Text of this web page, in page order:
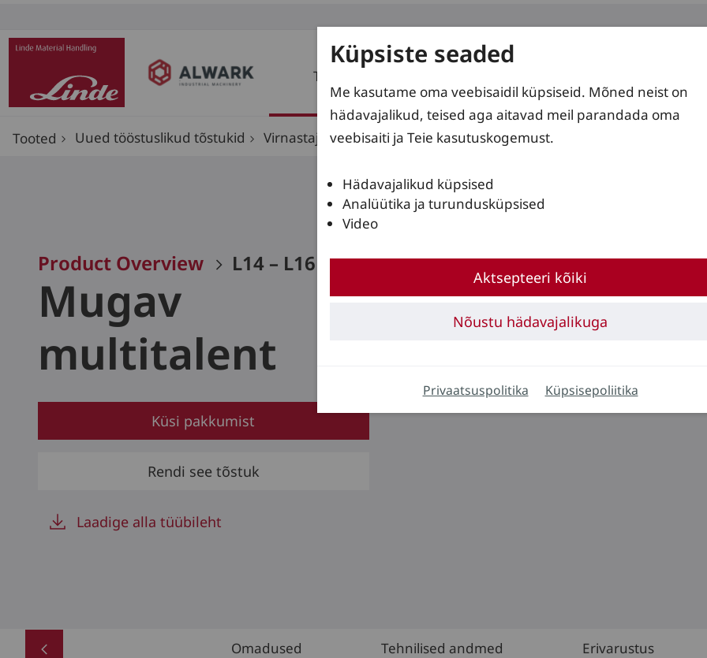
Tooted
Tooted Uued tööstuslikud tõstukid Virnastajad L14 - L16 R
Product Overview L14 – L16 R
Mugav
multitalent
Küsi pakkumist
Rendi see tõstuk
Laadige alla tüübileht
Omadused Tehnilised andmed Erivarustus
Küpsiste seaded
Me kasutame oma veebisaidil küpsiseid. Mõned neist on
hädavajalikud, teised aga aitavad meil parandada oma
veebisaiti ja Teie kasutuskogemust.
Hädavajalikud küpsised
Analüütika ja turundusküpsised
Video
Aktsepteeri kõiki
Nõustu hädavajalikuga
Privaatsuspolitika Küpsisepoliitika